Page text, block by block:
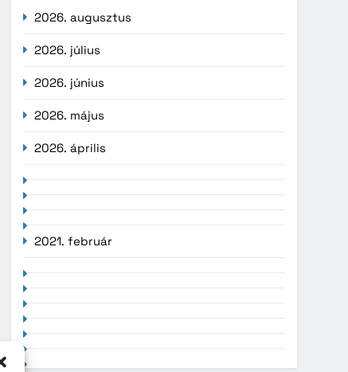
2026. augusztus
2026. július
2026. június
2026. május
2026. április
2021. február